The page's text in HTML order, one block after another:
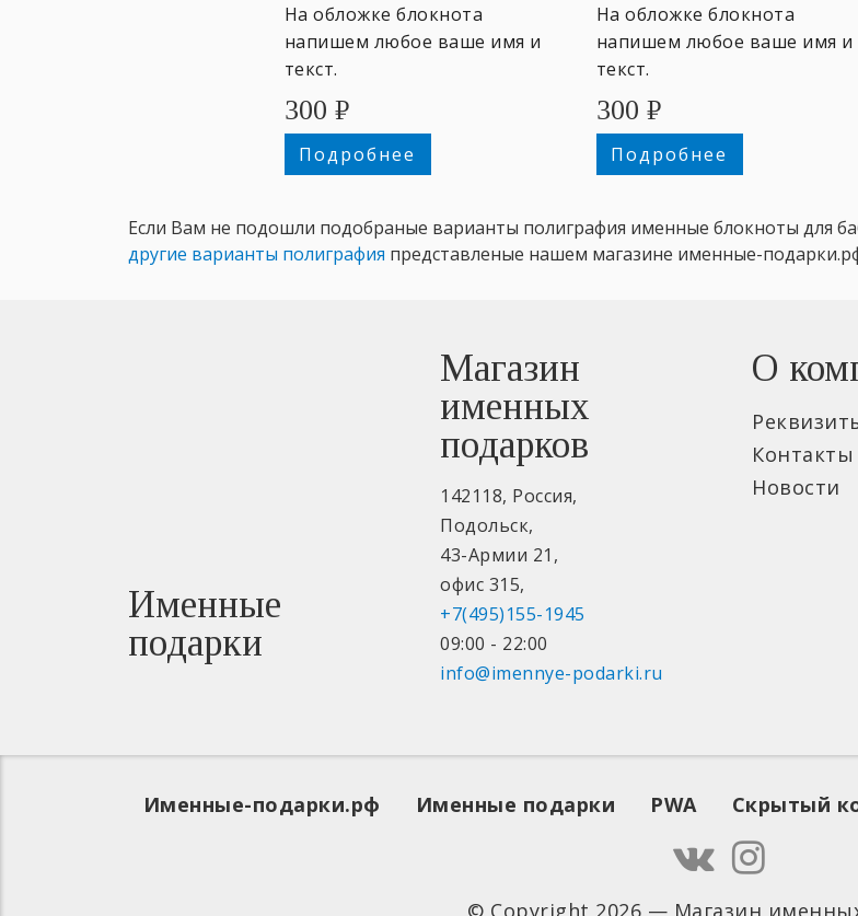
На обложке блокнота
напишем любое ваше имя и
текст.
300 ₽
Подробнее
На обложке блокнота
напишем любое ваше имя и
текст.
300 ₽
Подробнее
Если Вам не подошли подобраные варианты полиграфия именные блокноты для
другие варианты полиграфия представленые нашем магазине именные-
Именные
подарки
Магазин
именных
подарков
142118, Россия,
Подольск,
43-Армии 21 ,
офис 315,
+7(495)155-1945
09:00 - 22:00
info@imennye-podarki.ru
О
Контакты
Новости
Именные-подарки.рф Именные подарки PWA Скрытый
© Copyright 2026 — Магазин